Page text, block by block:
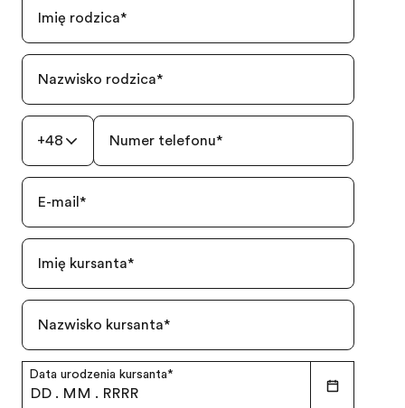
Imię rodzica*
Nazwisko rodzica*
+48 Numer telefonu*
E-mail *
Imię kursanta*
Nazwisko kursanta*
Data urodzenia kursanta*
DD . MM . RRRR